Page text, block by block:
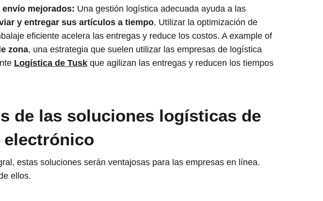
envío mejorados: Una gestión logística adecuada ayuda a las
y entregar sus artículos a tiempo. Utilizar la optimización de
eficiente acelera las entregas y reduce los costos. A example of
zona, una estrategia que suelen utilizar las empresas de logística
Logística de Tuskque agilizan las entregas y reducen los tiempos
de las soluciones logísticas de
estas soluciones serán ventajosas para las empresas en línea.
ellos.